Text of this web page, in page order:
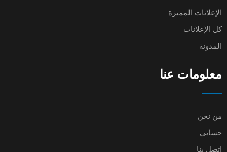
الإعلانات المميزة
كل الإعلانات
المدونة
معلومات عنا
من نحن
حسابي
اتصل بنا